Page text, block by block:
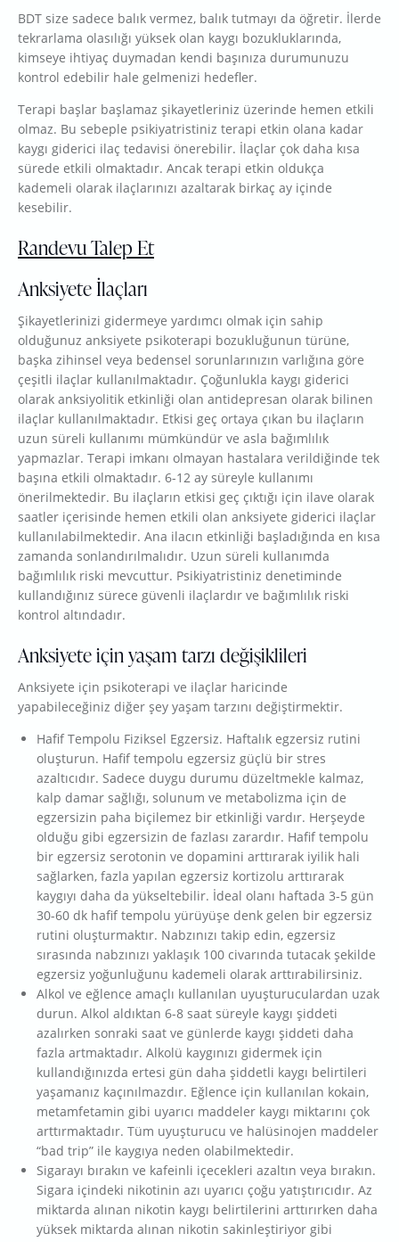
BDT size sadece balık vermez, balık tutmayı da öğretir. İlerde
tekrarlama olasılığı yüksek olan kaygı bozukluklarında,
kimseye ihtiyaç duymadan kendi başınıza durumunuzu
kontrol edebilir hale gelmenizi hedefler.
Terapi başlar başlamaz şikayetleriniz üzerinde hemen etkili
olmaz. Bu sebeple psikiyatristiniz terapi etkin olana kadar
kaygı giderici ilaç tedavisi önerebilir. İlaçlar çok daha kısa
sürede etkili olmaktadır. Ancak terapi etkin oldukça
kademeli olarak ilaçlarınızı azaltarak birkaç ay içinde
kesebilir.
Randevu Talep Et
Anksiyete İlaçları
Şikayetlerinizi gidermeye yardımcı olmak için sahip
olduğunuz anksiyete psikoterapi bozukluğunun türüne,
başka zihinsel veya bedensel sorunlarınızın varlığına göre
çeşitli ilaçlar kullanılmaktadır. Çoğunlukla kaygı giderici
olarak anksiyolitik etkinliği olan antidepresan olarak bilinen
ilaçlar kullanılmaktadır. Etkisi geç ortaya çıkan bu ilaçların
uzun süreli kullanımı mümkündür ve asla bağımlılık
yapmazlar. Terapi imkanı olmayan hastalara verildiğinde tek
başına etkili olmaktadır. 6-12 ay süreyle kullanımı
önerilmektedir. Bu ilaçların etkisi geç çıktığı için ilave olarak
saatler içerisinde hemen etkili olan anksiyete giderici ilaçlar
kullanılabilmektedir. Ana ilacın etkinliği başladığında en kısa
zamanda sonlandırılmalıdır. Uzun süreli kullanımda
bağımlılık riski mevcuttur. Psikiyatristiniz denetiminde
kullandığınız sürece güvenli ilaçlardır ve bağımlılık riski
kontrol altındadır.
Anksiyete için yaşam tarzı değişiklileri
Anksiyete için psikoterapi ve ilaçlar haricinde
yapabileceğiniz diğer şey yaşam tarzını değiştirmektir.
Hafif Tempolu Fiziksel Egzersiz. Haftalık egzersiz rutini
oluşturun. Hafif tempolu egzersiz güçlü bir stres
azaltıcıdır. Sadece duygu durumu düzeltmekle kalmaz,
kalp damar sağlığı, solunum ve metabolizma için de
egzersizin paha biçilemez bir etkinliği vardır. Herşeyde
olduğu gibi egzersizin de fazlası zarardır. Hafif tempolu
bir egzersiz serotonin ve dopamini arttırarak iyilik hali
sağlarken, fazla yapılan egzersiz kortizolu arttırarak
kaygıyı daha da yükseltebilir. İdeal olanı haftada 3-5 gün
30-60 dk hafif tempolu yürüyüşe denk gelen bir egzersiz
rutini oluşturmaktır. Nabzınızı takip edin, egzersiz
sırasında nabzınızı yaklaşık 100 civarında tutacak şekilde
egzersiz yoğunluğunu kademeli olarak arttırabilirsiniz.
Alkol ve eğlence amaçlı kullanılan uyuşturuculardan uzak
durun. Alkol aldıktan 6-8 saat süreyle kaygı şiddeti
azalırken sonraki saat ve günlerde kaygı şiddeti daha
fazla artmaktadır. Alkolü kaygınızı gidermek için
kullandığınızda ertesi gün daha şiddetli kaygı belirtileri
yaşamanız kaçınılmazdır. Eğlence için kullanılan kokain,
metamfetamin gibi uyarıcı maddeler kaygı miktarını çok
arttırmaktadır. Tüm uyuşturucu ve halüsinojen maddeler
“bad trip” ile kaygıya neden olabilmektedir.
Sigarayı bırakın ve kafeinli içecekleri azaltın veya bırakın.
Sigara içindeki nikotinin azı uyarıcı çoğu yatıştırıcıdır. Az
miktarda alınan nikotin kaygı belirtilerini arttırırken daha
yüksek miktarda alınan nikotin sakinleştiriyor gibi